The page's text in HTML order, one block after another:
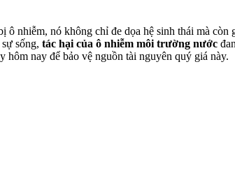
nhiễm, nó không chỉ đe dọa hệ sinh thái mà
sống, tác hại của ô nhiễm môi trường nước
hôm nay để bảo vệ nguồn tài nguyên quý giá này.